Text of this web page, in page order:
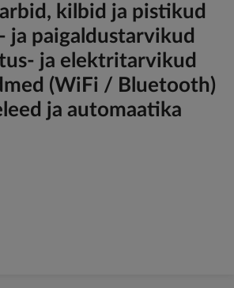
kilbid ja pistikud
ja paigaldustarvikud
ja elektritarvikud
(WiFi / Bluetooth)
ja automaatika